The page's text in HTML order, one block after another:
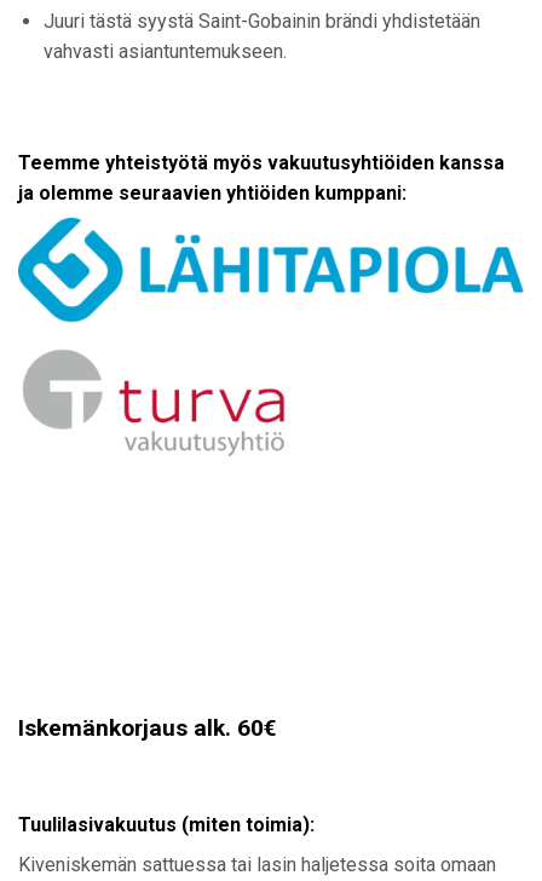
Juuri tästä syystä Saint-Gobainin brändi yhdistetään
vahvasti asiantuntemukseen.
Teemme yhteistyötä myös vakuutusyhtiöiden kanssa
ja olemme seuraavien yhtiöiden kumppani:
Iskemänkorjaus alk. 60€
Tuulilasivakuutus (miten toimia):
Kiveniskemän sattuessa tai lasin haljetessa soita omaan